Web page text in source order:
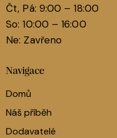
Čt, Pá: 9:00 – 18:00
So: 10:00 – 16:00
Ne: Zavřeno
Navigace
Domů
Náš příběh
Dodavatelé